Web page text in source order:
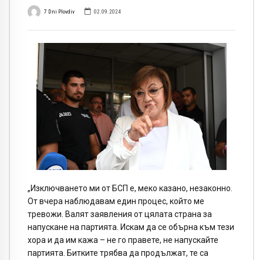
7 Dni Plovdiv 02.09.2024
„Изключването ми от БСП е, меко казано, незаконно.
От вчера наблюдавам един процес, който ме
тревожи. Валят заявления от цялата страна за
напускане на партията. Искам да се обърна към тези
хора и да им кажа – не го правете, не напускайте
партията. Битките трябва да продължат, те са